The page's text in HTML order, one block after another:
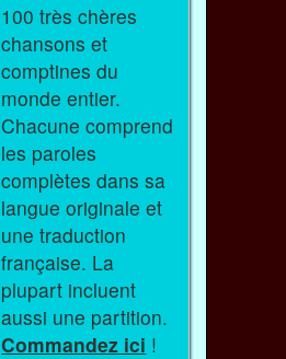
100 très chères
chansons et
comptines du
monde entier.
Chacune comprend
les paroles
complètes dans sa
langue originale et
une traduction
française. La
plupart incluent
aussi une partition.
Commandez ici !